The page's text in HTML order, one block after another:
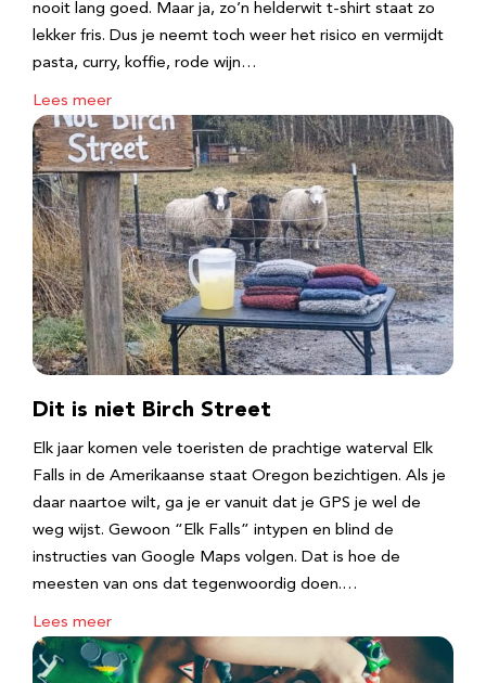
nooit lang goed. Maar ja, zo’n helderwit t-shirt staat zo
lekker fris. Dus je neemt toch weer het risico en vermijdt
pasta, curry, koffie, rode wijn…
Lees meer
Dit is niet Birch Street
Elk jaar komen vele toeristen de prachtige waterval Elk
Falls in de Amerikaanse staat Oregon bezichtigen. Als je
daar naartoe wilt, ga je er vanuit dat je GPS je wel de
weg wijst. Gewoon “Elk Falls” intypen en blind de
instructies van Google Maps volgen. Dat is hoe de
meesten van ons dat tegenwoordig doen.…
Lees meer